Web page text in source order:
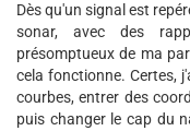
Dès qu'un signal est
sonar, avec des
présomptueux de ma
cela fonctionne. Certes,
courbes, entrer des
puis changer le cap du